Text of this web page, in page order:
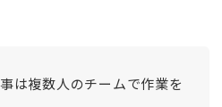
は複数人のチームで作業を